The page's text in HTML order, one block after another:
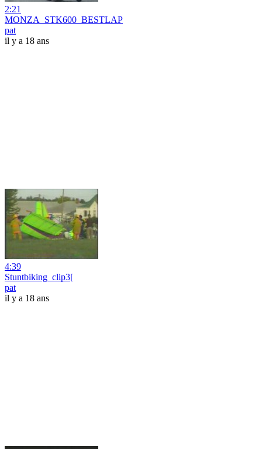
2:21
MONZA_STK600_BESTLAP
pat
il y a 18 ans
4:39
Stuntbiking_clip3[
pat
il y a 18 ans